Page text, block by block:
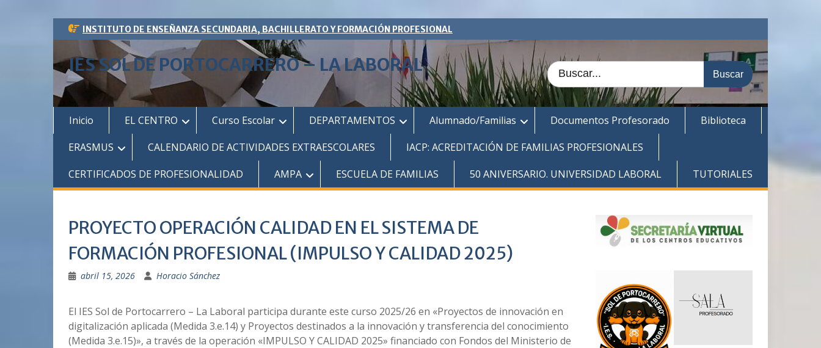
Saltar
al
contenido
INSTITUTO DE ENSEÑANZA SECUNDARIA, BACHILLERATO Y FORMACIÓN PROFESIONAL
IES SOL DE PORTOCARRERO – LA LABORAL Buscar:
Inicio EL CENTRO Curso Escolar DEPARTAMENTOS Alumnado/Familias Documentos Profesorado
Biblioteca
ERASMUS
CALENDARIO DE ACTIVIDADES EXTRAESCOLARES
IACP: ACREDITACIÓN DE FAMILIAS PROFESIONALES
CERTIFICADOS DE PROFESIONALIDAD
AMPA ESCUELA DE FAMILIAS 50 ANIVERSARIO. UNIVERSIDAD LABORAL TUTORIALES
PROYECTO OPERACIÓN CALIDAD EN EL SISTEMA DE
FORMACIÓN PROFESIONAL (IMPULSO Y CALIDAD 2025)
abril 15, 2026 Horacio Sánchez
El IES Sol de Portocarrero – La Laboral participa durante este curso 2025/26 en «Proyectos de innovación en
digitalización aplicada (Medida 3.e.14) y Proyectos destinados a la innovación y transferencia del conocimiento
(Medida 3.e.15)», a través de la operación «IMPULSO Y CALIDAD 2025» financiado con Fondos del Ministerio de